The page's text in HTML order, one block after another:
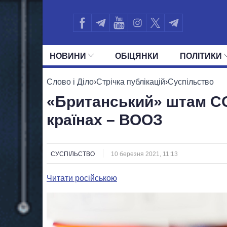
НОВИНИ ОБIЦЯНКИ ПОЛIТИКИ
УСІ ПОЛІТИКИ ПРЕЗИДЕНТ І ОФІС
Слово і Діло›Стрічка публікацій›Суспільство
«Британський» штам
країнах – ВООЗ
СУСПІЛЬСТВО 10 березня 2021, 11:13
Читати російською